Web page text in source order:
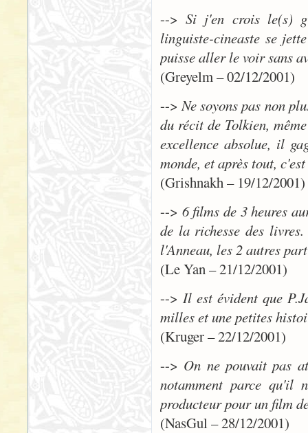
-->Si j'en crois le(s)
linguiste-cineaste se
puisse aller le voir sans
(Greyelm – 02/12/2001)
-->Ne soyons pas non
du récit de Tolkien,
excellence absolue, il
monde, et après tout,
(Grishnakh – 19/12/2001)
--> 6 films de 3 heures
de la richesse des
l'Anneau, les 2 autres
(Le Yan – 21/12/2001)
--> Il est évident que
milles et une petites
(Kruger – 22/12/2001)
--> On ne pouvait pas
notamment parce qu'il
producteur pour un film
(NasGul – 28/12/2001)